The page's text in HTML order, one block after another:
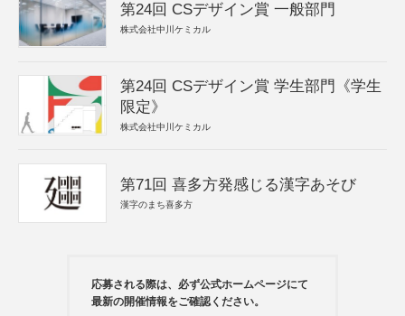
第24回 CSデザイン賞 一般部門
株式会社中川ケミカル
第24回 CSデザイン賞 学生部門《学生
限定》
株式会社中川ケミカル
第71回 喜多方発感じる漢字あそび
漢字のまち喜多方
応募される際は、必ず公式ホームページにて
最新の開催情報をご確認ください。